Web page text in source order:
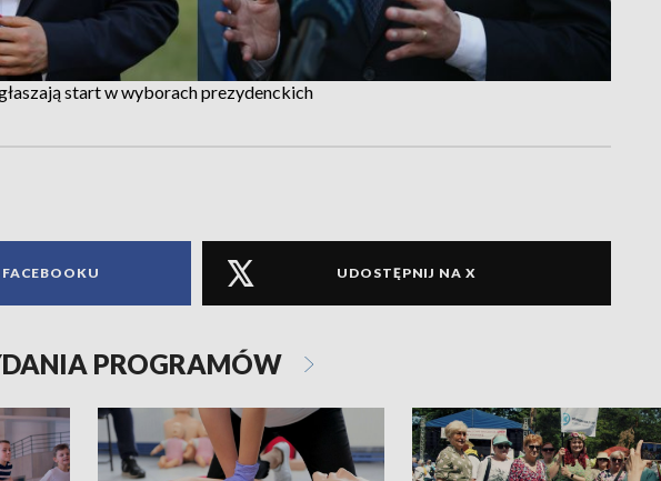
start w wyborach prezydenckich
UDOSTĘPNIJ NA X
PROGRAMÓW